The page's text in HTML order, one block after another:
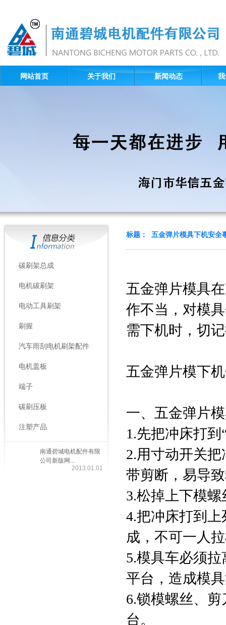
网站首页 关于我们 新闻动态
碳刷架总成
电机碳刷架
电动工具刷架
刷握
汽车雨刮电机刷架配件
电机盖板
端子
碳刷压板
注塑产品
南通碧城电机配件有限
公司新版网...
2013.01.01
标题： 五金弹片模具下机安全
五金弹片模具
作不当，对模
需下机时，切
五金弹片模下
一、五金弹片
1.先把冲床打到
2.用寸动开关
带剪断，易导
3.松掉上下模螺
4.把冲床打到
成，不可一人
5.模具车必须
平台，造成模
6.锁模螺丝、
台。